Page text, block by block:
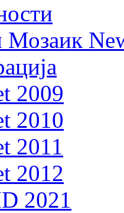
Мозаик
2009
2010
2011
2012
2021